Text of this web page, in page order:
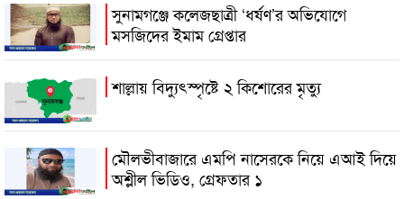
সুনামগঞ্জে কলেজছাত্রী ‘ধর্ষণ’র অভিযোগে
মসজিদের ইমাম গ্রেপ্তার
শাল্লায় বিদ্যুৎস্পৃষ্টে ২ কিশোরের মৃত্যু
মৌলভীবাজারে এমপি নাসেরকে নিয়ে এআই দিয়ে
অশ্লীল ভিডিও, গ্রেফতার ১